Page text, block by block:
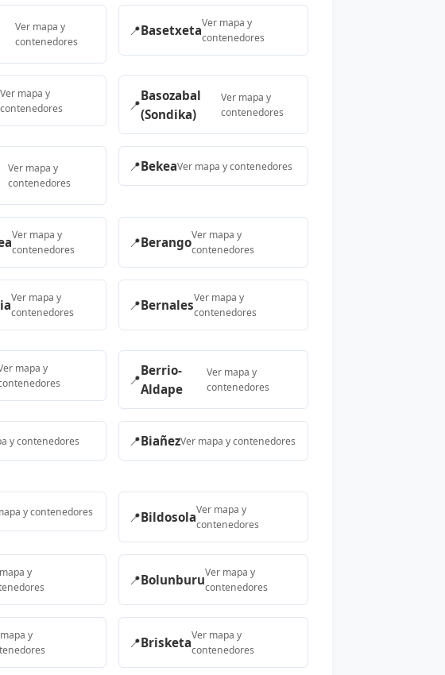
Ver mapa y
contenedores
📍BasetxetaVer mapa y
contenedores
Ver mapa y
contenedores
📍
Basozabal
(Sondika)
Ver mapa y
contenedores
Ver mapa y
contenedores
📍BekeaVer mapa y contenedores
Ver mapa y
contenedores
📍BerangoVer mapa y
contenedores
Ver mapa y
contenedores
📍BernalesVer mapa y
contenedores
mapa y
📍
Berrio-
Aldape
Ver mapa y
contenedores
y contenedores 📍BiañezVer mapa y contenedores
y contenedores 📍BildosolaVer mapa y
contenedores
y
📍BolunburuVer mapa y
contenedores
y
📍BrisketaVer mapa y
contenedores